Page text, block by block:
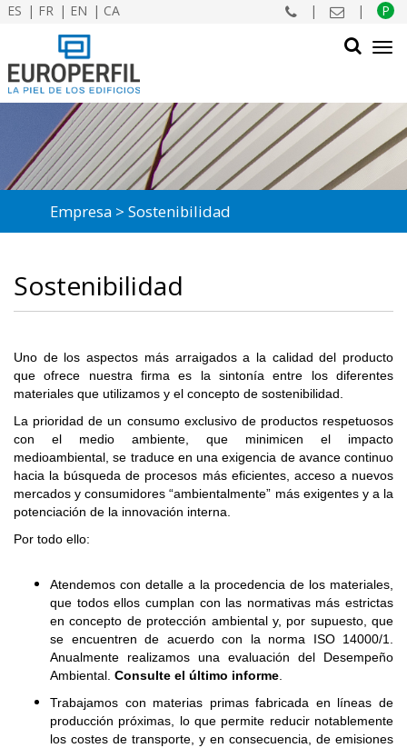
ES FR EN CA | | P
BUSCAR
Empresa Sostenibilidad
Sostenibilidad
Uno de los aspectos más arraigados a la calidad del producto
que ofrece nuestra firma es la sintonía entre los diferentes
materiales que utilizamos y el concepto de sostenibilidad.
La prioridad de un consumo exclusivo de productos respetuosos
con el medio ambiente, que minimicen el impacto
medioambiental, se traduce en una exigencia de avance continuo
hacia la búsqueda de procesos más eficientes, acceso a nuevos
mercados y consumidores “ambientalmente” más exigentes y a la
potenciación de la innovación interna.
Por todo ello:
Atendemos con detalle a la procedencia de los materiales,
que todos ellos cumplan con las normativas más estrictas
en concepto de protección ambiental y, por supuesto, que
se encuentren de acuerdo con la norma ISO 14000/1.
Anualmente realizamos una evaluación del Desempeño
Ambiental. Consulte el último informe
Trabajamos con materias primas fabricada en líneas de
producción próximas, lo que permite reducir notablemente
los costes de transporte, y en consecuencia, de emisiones